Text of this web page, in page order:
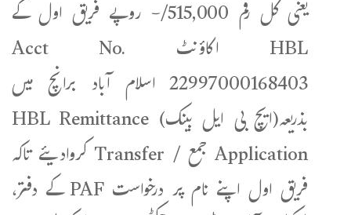
یعنی کل رقم 515,000/- روپے فریق اول کے
HBL اکاؤنٹ Acct No.
22997000168403 اسلام آباد برانچ میں
بذریعہ(ایچ بی ایل بینک) HBL Remittance
Application جمع / Transfer کروادیئے تاکہ
فریق اول اپنے نام پر درخواست PAF کے دفتر،